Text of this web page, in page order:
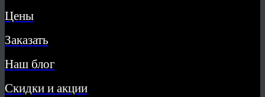
Цены
Заказать
Наш блог
Скидки и акции